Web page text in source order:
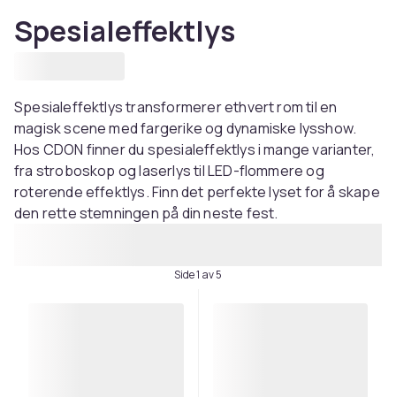
Spesialeffektlys
Spesialeffektlys transformerer ethvert rom til en
magisk scene med fargerike og dynamiske lysshow.
Hos CDON finner du spesialeffektlys i mange varianter,
fra stroboskop og laserlys til LED-flommere og
roterende effektlys. Finn det perfekte lyset for å skape
den rette stemningen på din neste fest.
Side 1 av 5